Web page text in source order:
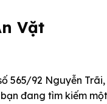
Vặt
565/92 Nguyễn
đang tìm kiếm